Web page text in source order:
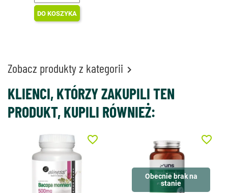
DO KOSZYKA
Zobacz produkty z kategorii 
KLIENCI, KTÓRZY ZAKUPILI TEN
PRODUKT, KUPILI RÓWNIEŻ:
favorite_border
Obecnie brak na
stanie
favorite_border